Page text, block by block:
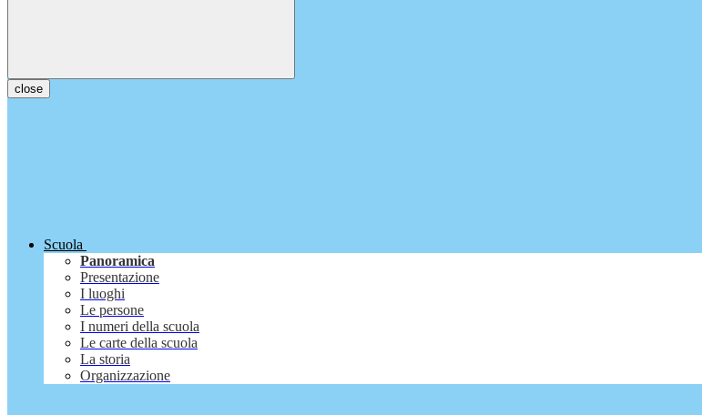
close
Scuola
Panoramica
Presentazione
I luoghi
Le persone
I numeri della scuola
Le carte della scuola
La storia
Organizzazione